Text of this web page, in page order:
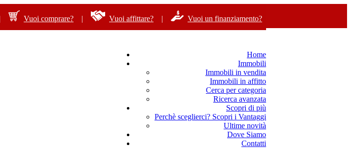
Vuoi comprare? | Vuoi affittare? | Vuoi un finanziamento?
Home
Immobili
Immobili in vendita
Immobili in affitto
Cerca per categoria
Ricerca avanzata
Scopri di più
Perchè sceglierci? Scopri i Vantaggi
Ultime novità
Dove Siamo
Contatti